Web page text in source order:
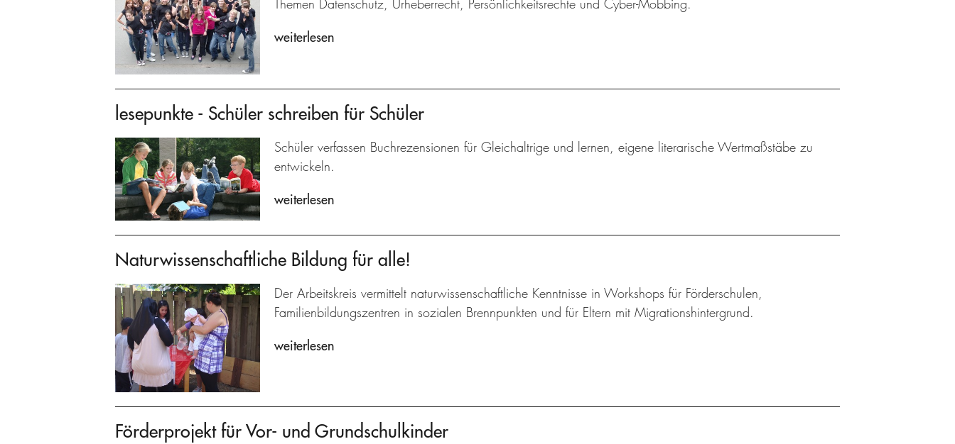
Themen Datenschutz, Urheberrecht, Persönlichkeitsrechte und Cyber-Mobbing.
weiterlesen
lesepunkte - Schüler schreiben für Schüler
Schüler verfassen Buchrezensionen für Gleichaltrige und lernen, eigene literarische Wertmaßstäbe zu
entwickeln.
weiterlesen
Naturwissenschaftliche Bildung für alle!
Der Arbeitskreis vermittelt naturwissenschaftliche Kenntnisse in Workshops für Förderschulen,
Familienbildungszentren in sozialen Brennpunkten und für Eltern mit Migrationshintergrund.
weiterlesen
Förderprojekt für Vor- und Grundschulkinder